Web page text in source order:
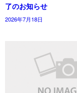
了のお知らせ
2026年7月18日